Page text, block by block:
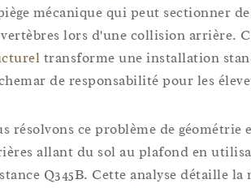
mécanique qui peut sectionner
lors d'une collision arrière.
transforme une installation
de responsabilité pour les
résolvons ce problème de géométrie
allant du sol au plafond en
Q345B. Cette analyse détaille